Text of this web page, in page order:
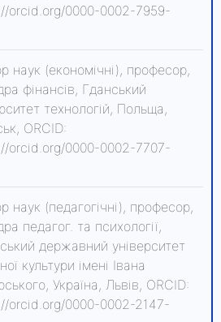
orcid.org/0000-0002-7959-
наук (економічні), професор,
фінансів, Гданський
технологій, Польща,
ORCID:
orcid.org/0000-0002-7707-
наук (педагогічні), професор,
педагог. та психології,
державний університет
культури імені Івана
Україна, Львів, ORCID:
orcid.org/0000-0002-2147-